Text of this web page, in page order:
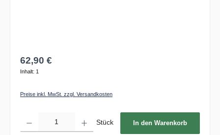
62,90 €
Inhalt: 1
Preise inkl. MwSt. zzgl. Versandkosten
Stück In den Warenkorb